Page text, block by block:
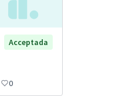
Acceptada
0